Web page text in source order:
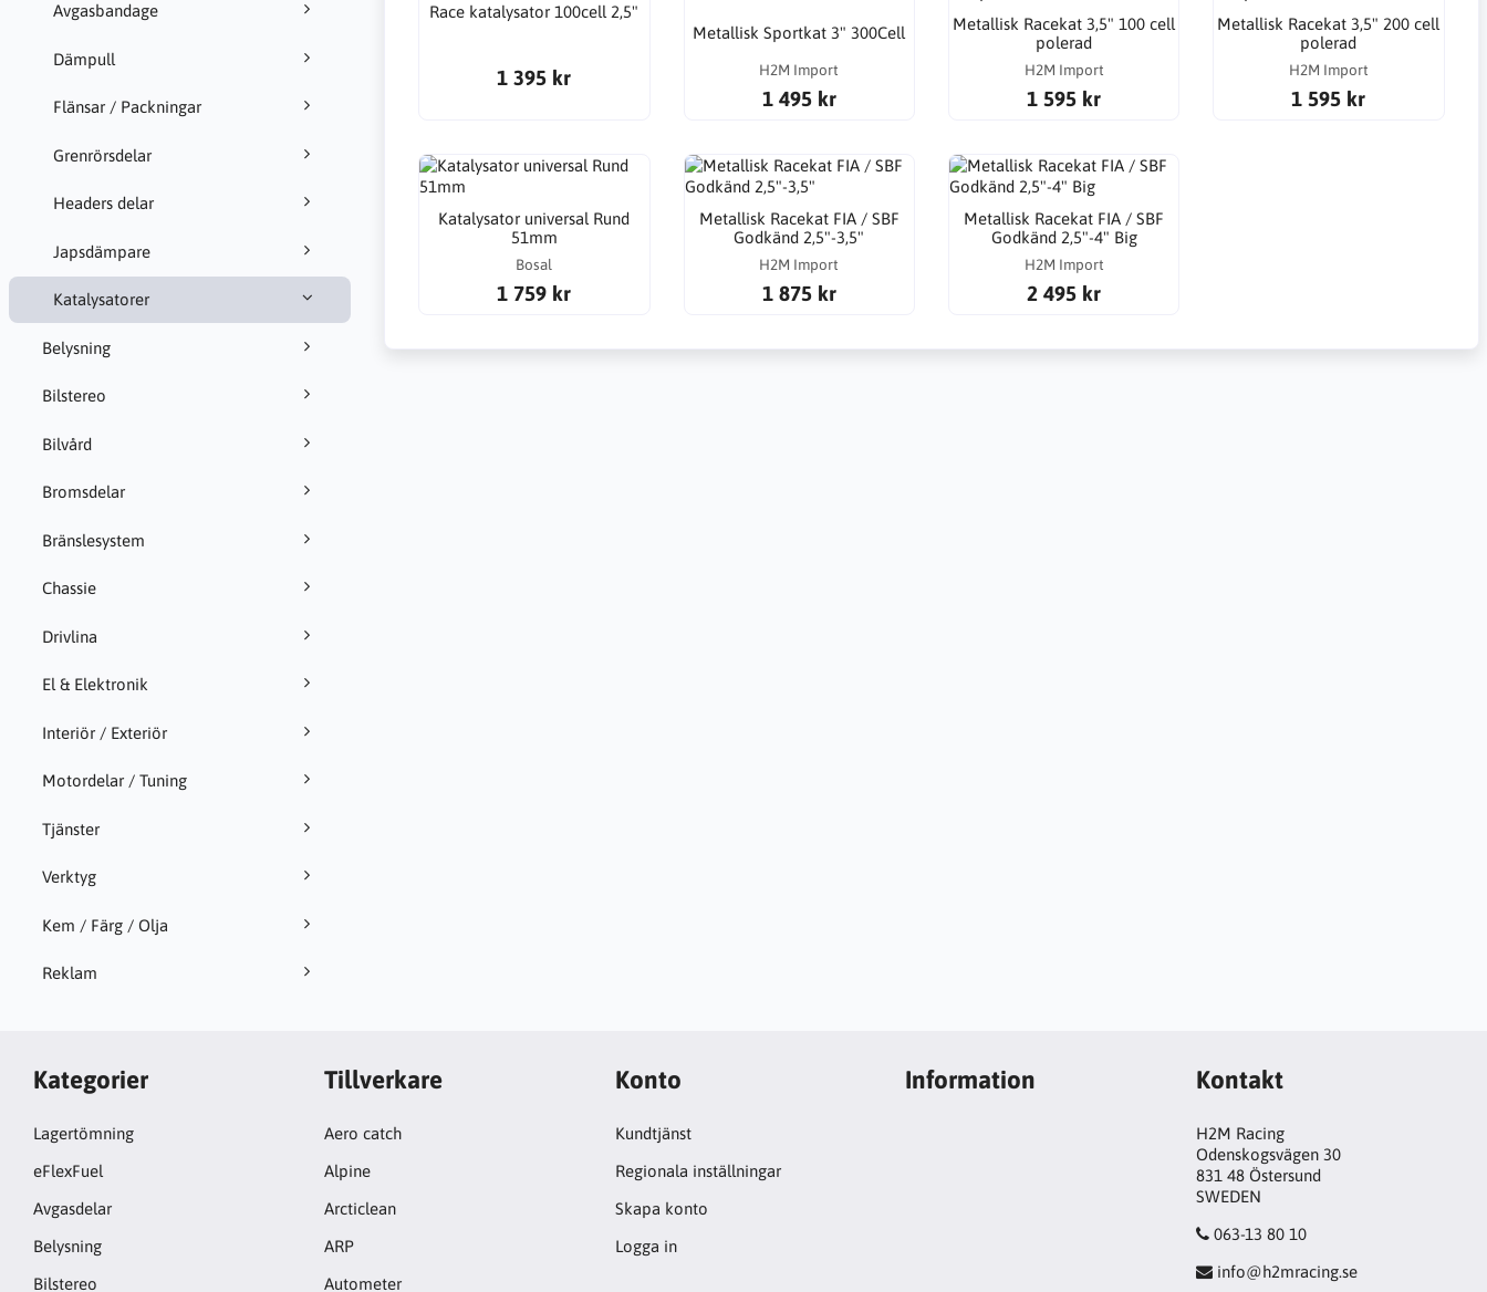
Avgasbandage
Dämpull
Flänsar / Packningar
Grenrörsdelar
Headers delar
Japsdämpare
Katalysatorer
Belysning
Bilstereo
Bilvård
Bromsdelar
Bränslesystem
Chassie
Drivlina
El & Elektronik
Interiör / Exteriör
Motordelar / Tuning
Tjänster
Verktyg
Kem / Färg / Olja
Reklam
Race katalysator 100cell 2,5"
1 395 kr
Metallisk Sportkat 3" 300Cell
H2M Import
1 495 kr
Metallisk Racekat 3,5" 100 cell
polerad
H2M Import
1 595 kr
Metallisk Racekat 3,5" 200 cell
polerad
H2M Import
1 595 kr
Katalysator universal Rund
51mm
Bosal
1 759 kr
Metallisk Racekat FIA / SBF
Godkänd 2,5"-3,5"
H2M Import
1 875 kr
Metallisk Racekat FIA / SBF
Godkänd 2,5"-4" Big
H2M Import
2 495 kr
Kategorier
Lagertömning
eFlexFuel
Avgasdelar
Belysning
Bilstereo
Tillverkare
Aero catch
Alpine
Arcticlean
ARP
Autometer
Konto
Kundtjänst
Regionala inställningar
Skapa konto
Logga in
Information Kontakt
H2M Racing
Odenskogsvägen 30
831 48 Östersund
SWEDEN
063-13 80 10
info@h2mracing.se